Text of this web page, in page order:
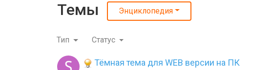
Темы Энциклопедия
Тип Статус
Тёмная тема для WEB версии на ПК